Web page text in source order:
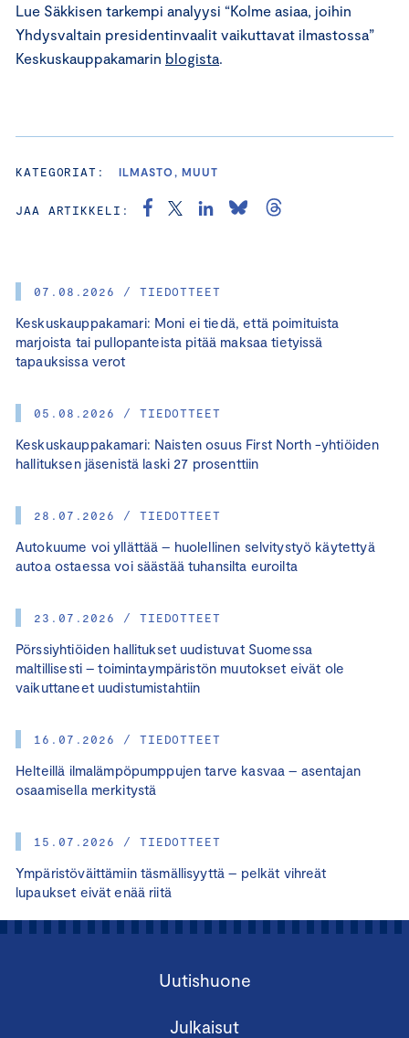
07.08.2026 / TIEDOTTEET
Keskuskauppakamari: Moni ei tiedä, että poimituista
marjoista tai pullopanteista pitää maksaa tietyissä
tapauksissa verot
05.08.2026 / TIEDOTTEET
Keskuskauppakamari: Naisten osuus First North -yhtiöiden
hallituksen jäsenistä laski 27 prosenttiin
28.07.2026 / TIEDOTTEET
Autokuume voi yllättää – huolellinen selvitystyö käytettyä
autoa ostaessa voi säästää tuhansilta euroilta
23.07.2026 / TIEDOTTEET
Pörssiyhtiöiden hallitukset uudistuvat Suomessa
maltillisesti – toimintaympäristön muutokset eivät ole
vaikuttaneet uudistumistahtiin
16.07.2026 / TIEDOTTEET
Helteillä ilmalämpöpumppujen tarve kasvaa – asentajan
osaamisella merkitystä
15.07.2026 / TIEDOTTEET
Ympäristöväittämiin täsmällisyyttä – pelkät vihreät
lupaukset eivät enää riitä
Lue Säkkisen tarkempi analyysi “Kolme asiaa, joihin
Yhdysvaltain presidentinvaalit vaikuttavat ilmastossa”
Keskuskauppakamarin blogista
KATEGORIAT: ILMASTO, MUUT
JAA ARTIKKELI:
Uutishuone
Julkaisut